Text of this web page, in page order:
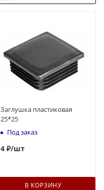
Заглушка пластиковая
25*25
Под заказ
4 ₽/шт
В КОРЗИНУ